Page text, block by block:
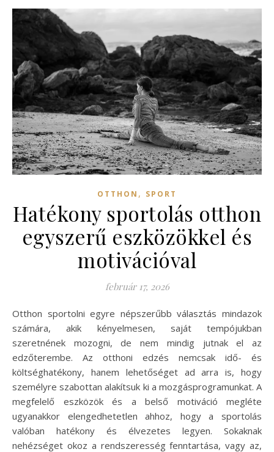
OTTHON , SPORT
Hatékony sportolás otthon
egyszerű eszközökkel és
motivációval
február 17, 2026
Otthon sportolni egyre népszerűbb választás mindazok
számára, akik kényelmesen, saját tempójukban
szeretnének mozogni, de nem mindig jutnak el az
edzőterembe. Az otthoni edzés nemcsak idő- és
költséghatékony, hanem lehetőséget ad arra is, hogy
személyre szabottan alakítsuk ki a mozgásprogramunkat. A
megfelelő eszközök és a belső motiváció megléte
ugyanakkor elengedhetetlen ahhoz, hogy a sportolás
valóban hatékony és élvezetes legyen. Sokaknak
nehézséget okoz a rendszeresség fenntartása, vagy az,